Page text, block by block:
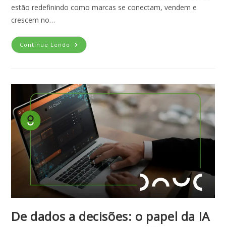
estão redefinindo como marcas se conectam, vendem e
crescem no…
Continue Lendo
De dados a decisões: o papel da IA